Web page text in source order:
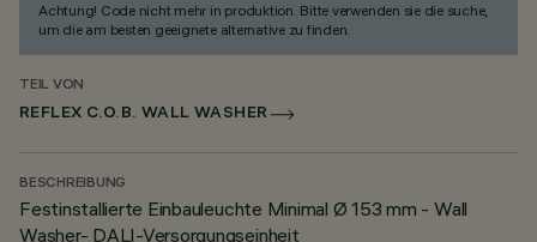
Achtung! Code nicht mehr in produktion. Bitte verwenden sie die suche,
um die am besten geeignete alternative zu finden.
TEIL VON
REFLEX C.O.B. WALL WASHER
BESCHREIBUNG
Festinstallierte Einbauleuchte Minimal Ø 153 mm - Wall
Washer- DALI-Versorgungseinheit